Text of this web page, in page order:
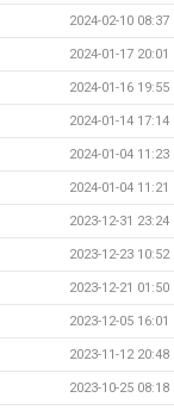
2024-02-10 08:37
2024-01-17 20:01
2024-01-16 19:55
2024-01-14 17:14
2024-01-04 11:23
2024-01-04 11:21
2023-12-31 23:24
2023-12-23 10:52
2023-12-21 01:50
2023-12-05 16:01
2023-11-12 20:48
2023-10-25 08:18